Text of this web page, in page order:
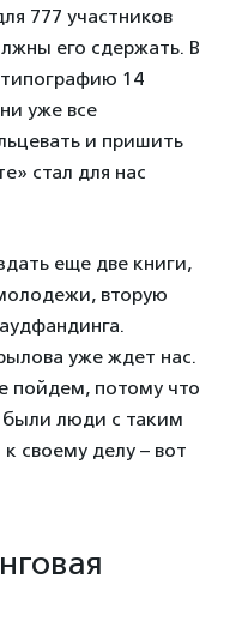
777 участников
его сдержать. В
14
уже все
и пришить
стал для нас
еще две книги,
вторую
уже ждет нас.
пойдем, потому что
были люди с таким
своему делу – вот